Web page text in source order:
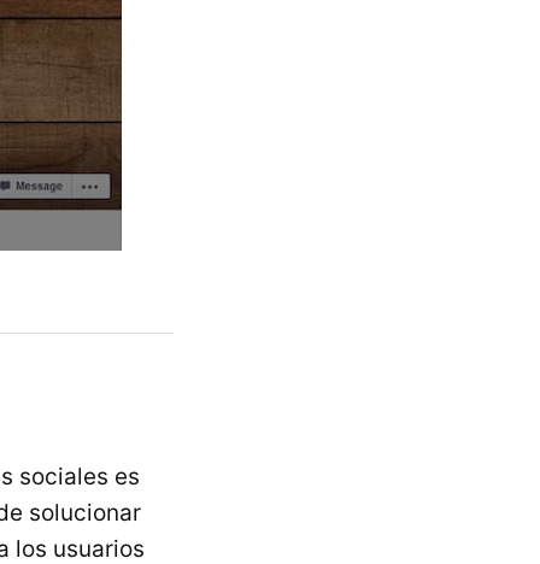
sociales es
solucionar
los usuarios